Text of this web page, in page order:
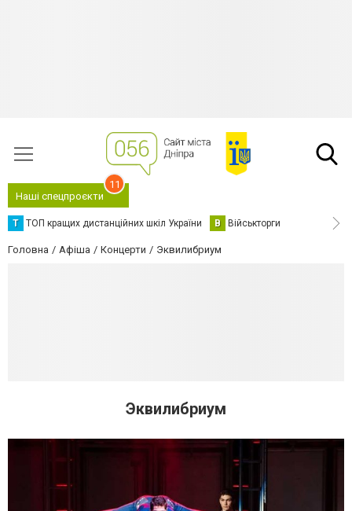
Наші спецпроєкти
11
Т ТОП кращих дистанційних шкіл України В Військторги
Головна Афіша Концерти Эквилибриум
Эквилибриум